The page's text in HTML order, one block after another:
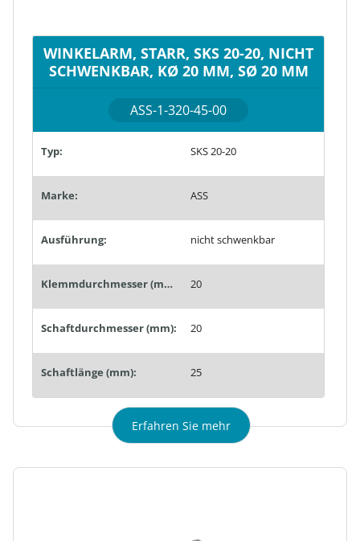
WINKELARM, STARR, SKS 20-20, NICHT
SCHWENKBAR, KØ 20 MM, SØ 20 MM
ASS-1-320-45-00
Typ: SKS 20-20
Marke: ASS
Ausführung: nicht schwenkbar
Klemmdurchmesser (mm): 20
Schaftdurchmesser (mm): 20
Schaftlänge (mm): 25
Erfahren Sie mehr